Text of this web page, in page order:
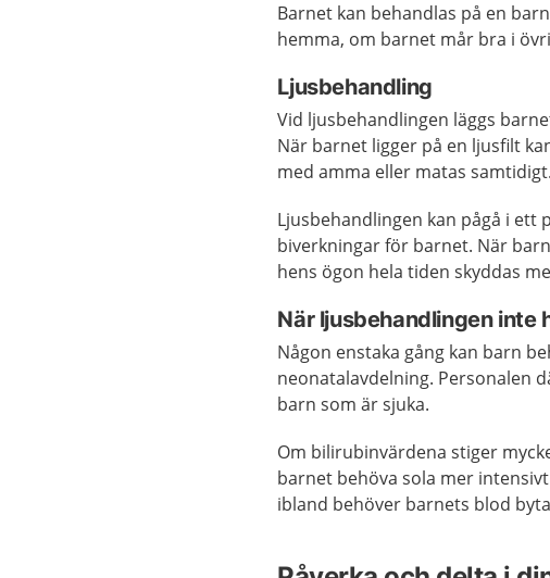
Barnet kan behandlas på en
hemma, om barnet mår bra i
Ljusbehandling
Vid ljusbehandlingen läggs
När barnet ligger på en ljusfilt
med amma eller matas samtidigt.
Ljusbehandlingen kan pågå i ett
biverkningar för barnet. När
hens ögon hela tiden skyddas
När ljusbehandlingen inte
Någon enstaka gång kan barn
neonatalavdelning. Personalen
barn som är sjuka.
Om bilirubinvärdena stiger
barnet behöva sola mer
ibland behöver barnets blod